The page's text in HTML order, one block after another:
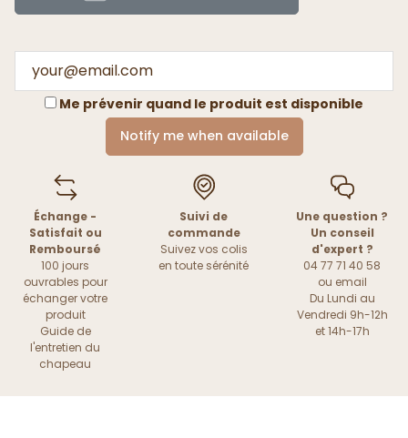
Me prévenir quand le produit est disponible
Notify me when available
Échange -
Satisfait ou
Remboursé
100 jours
ouvrables pour
échanger votre
produit
Guide de
l'entretien du
chapeau
Suivi de
commande
Suivez vos colis
en toute sérénité
Une question ?
Un conseil
d'expert ?
04 77 71 40 58
ou email
Du Lundi au
Vendredi 9h-12h
et 14h-17h